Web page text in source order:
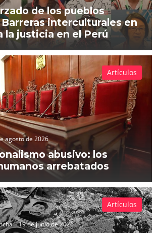
de los pueblos
interculturales en
la justicia en el Perú
agosto de 2026
abusivo: los
arrebatados
Artículos
19 de junio de 2026
Artículos